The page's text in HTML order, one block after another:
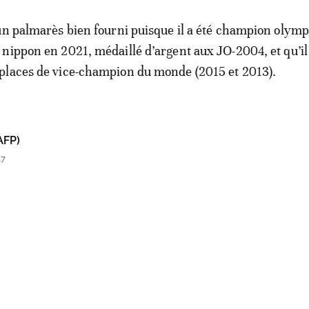
palmarès bien fourni puisque il a été champion
en 2021, médaillé d’argent aux JO-2004, et
de vice-champion du monde (2015 et 2013).